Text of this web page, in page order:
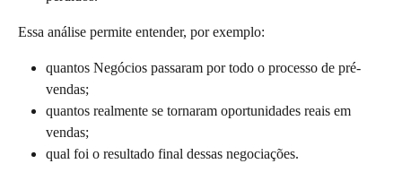
Essa análise permite entender, por exemplo:
quantos Negócios passaram por todo o processo de pré-
vendas;
quantos realmente se tornaram oportunidades reais em
vendas;
qual foi o resultado final dessas negociações.